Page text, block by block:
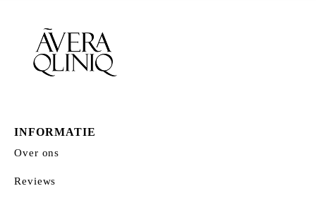
INFORMATIE
Over ons
Reviews